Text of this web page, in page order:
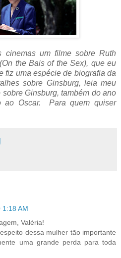
cinemas um filme sobre Ruth
(On the Bais of the Sex), que eu
fiz uma espécie de biografia da
sobre Ginsburg, leia meu
Ginsburg, também do ano
ao Oscar. Para quem quiser
AM
Valéria!
dessa mulher tão importante
uma grande perda para toda